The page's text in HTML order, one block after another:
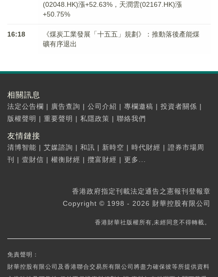
(02048.HK)漲+52.63%，天潤雲(02167.HK)漲
+50.75%
16:18
《煤炭工業發展「十五五」規劃》：推動落後產能煤
礦有序退出
相關訊息
法定公告欄 | 廣告查詢 | 公司介紹 | 專欄邀稿 | 投資者關係 |
版權聲明 | 重要聲明 | 私隱政策 | 聯絡我們
友情鏈接
清博智能 | 艾媒諮詢 | 和訊 | 新時空 | 時代財經 | 證券市場周
刊
| 壹財信 | 權衡財經 | 攬富財經 | 更多...
香港政府指定刊載法定通告之憲報刊登報章
Copyright © 1998 - 2026 財華控股有限公司
香港財華社版權所有,未經同意不得轉載。
免責聲明：
財華控股有限公司及香港聯合交易所有限公司將盡力確保彼等所提供資料